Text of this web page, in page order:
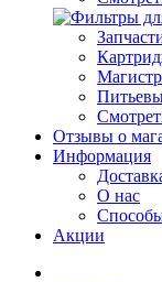
Отзывы о
Информация
О нас
Акции